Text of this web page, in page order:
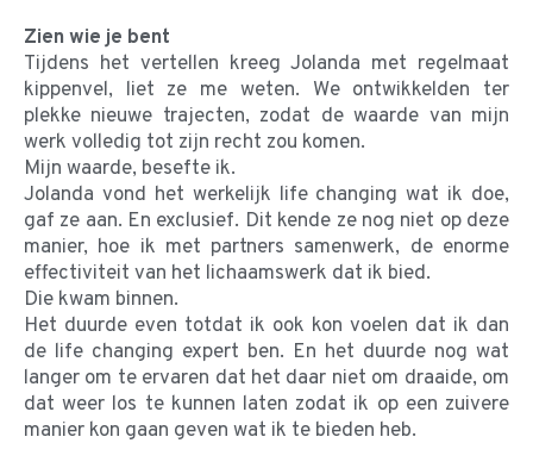
Zien wie je bent
Tijdens het vertellen kreeg Jolanda met regelmaat
kippenvel, liet ze me weten. We ontwikkelden ter
plekke nieuwe trajecten, zodat de waarde van mijn
werk volledig tot zijn recht zou komen.
Mijn waarde, besefte ik.
Jolanda vond het werkelijk life changing wat ik doe,
gaf ze aan. En exclusief. Dit kende ze nog niet op deze
manier, hoe ik met partners samenwerk, de enorme
effectiviteit van het lichaamswerk dat ik bied.
Die kwam binnen.
Het duurde even totdat ik ook kon voelen dat ik dan
de life changing expert ben. En het duurde nog wat
langer om te ervaren dat het daar niet om draaide, om
dat weer los te kunnen laten zodat ik op een zuivere
manier kon gaan geven wat ik te bieden heb.